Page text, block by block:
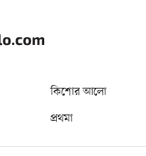
কিশোর আলো
প্রথমা